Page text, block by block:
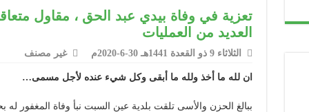
المدرسي الجديد
يدخل حيز الاستغلال
من انتشار جائحة كورونا_كوفيد 19
التطورية و تجزئة 47
تعزية في وفاة بيدي عبد الحق ، مقاول
العديد من العمليات
الثلاثاء 9 ذو القعدة 1441هـ 30-6-2020م غير مصنف
ان لله ما أخذ ولله ما أبقى وكل شيء عنده لأجل مسمى…
ببالغ الحزن والأسى تلقت بلدية عين السبت نبأ وفاة المغفور له